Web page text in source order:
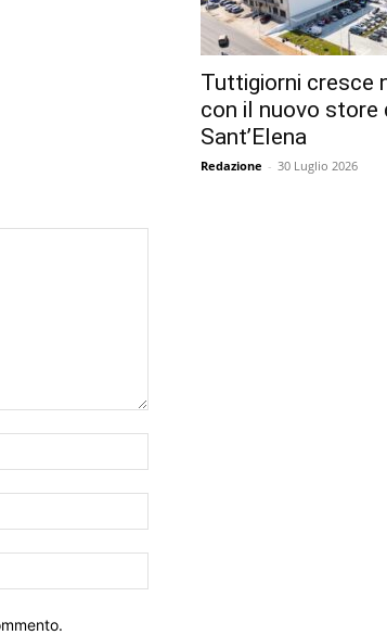
Web:
Tuttigiorni cresce
con il nuovo store
Sant’Elena
Redazione - 30 Luglio 2026